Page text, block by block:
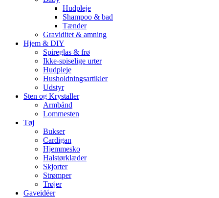
Hudpleje
Shampoo & bad
Tænder
Graviditet & amning
Hjem & DIY
Spireglas & frø
Ikke-spiselige urter
Hudpleje
Husholdningsartikler
Udstyr
Sten og Krystaller
Armbånd
Lommesten
Tøj
Bukser
Cardigan
Hjemmesko
Halstørklæder
Skjorter
Strømper
Trøjer
Gaveidéer